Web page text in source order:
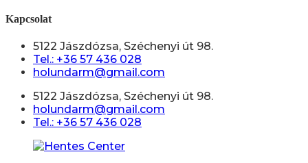
Kapcsolat
5122 Jászdózsa, Széchenyi út 98.
Tel.: +36 57 436 028
holundarm@gmail.com
5122 Jászdózsa, Széchenyi út 98.
holundarm@gmail.com
Tel.: +36 57 436 028